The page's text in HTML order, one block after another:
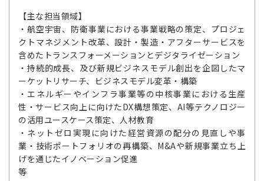
【主な担当領域】
・航空宇宙、防衛事業における事業戦略の策定、プロジェ
クトマネジメント改革、設計・製造・アフターサービスを
含めたトランスフォーメーションとデジタライゼーション
・持続的成長、及び新規ビジネスモデル創出を企図したマ
ーケットリサーチ、ビジネスモデル変革・構築
・エネルギーやインフラ事業等の中核事業における生産
性・サービス向上に向けたDX構想策定、AI等テクノロジー
の活用ユースケース策定、人材教育
・ネットゼロ実現に向けた経営資源の配分の見直しや事
業・技術ポートフォリオの再構築、M&Aや新規事業立ち上
げを通じたイノベーション促進
等